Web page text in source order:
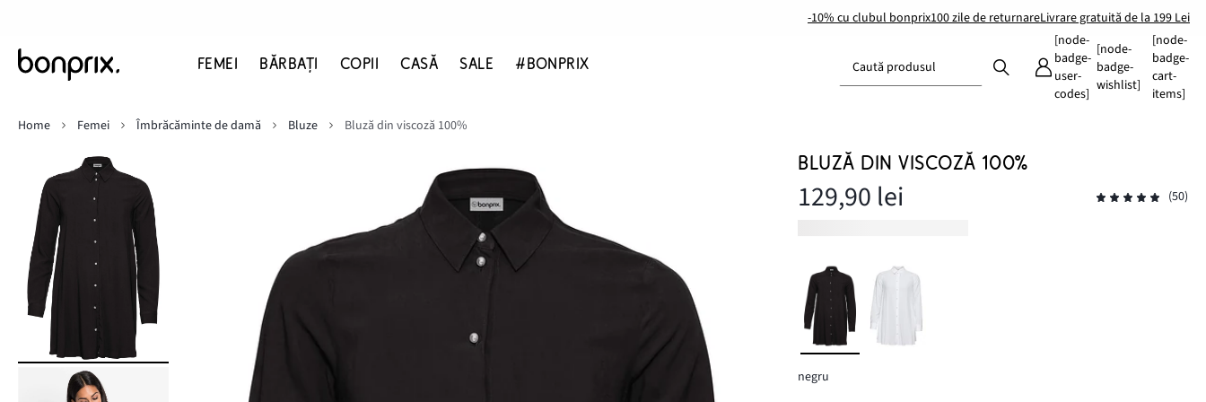
-10% cu clubul bonprix100 zile de returnareLivrare gratuită de la 199 Lei
FEMEI BĂRBAŢI COPII CASĂ SALE #BONPRIX Caută produsul
[node-
badge-
user-
codes]
[node-
badge-
wishlist]
[node-
badge-
cart-
items]
Home
Femei Îmbrăcăminte de damă Bluze Bluză din viscoză 100%
BLUZĂ DIN VISCOZĂ 100%
129,90 lei (50)
negru